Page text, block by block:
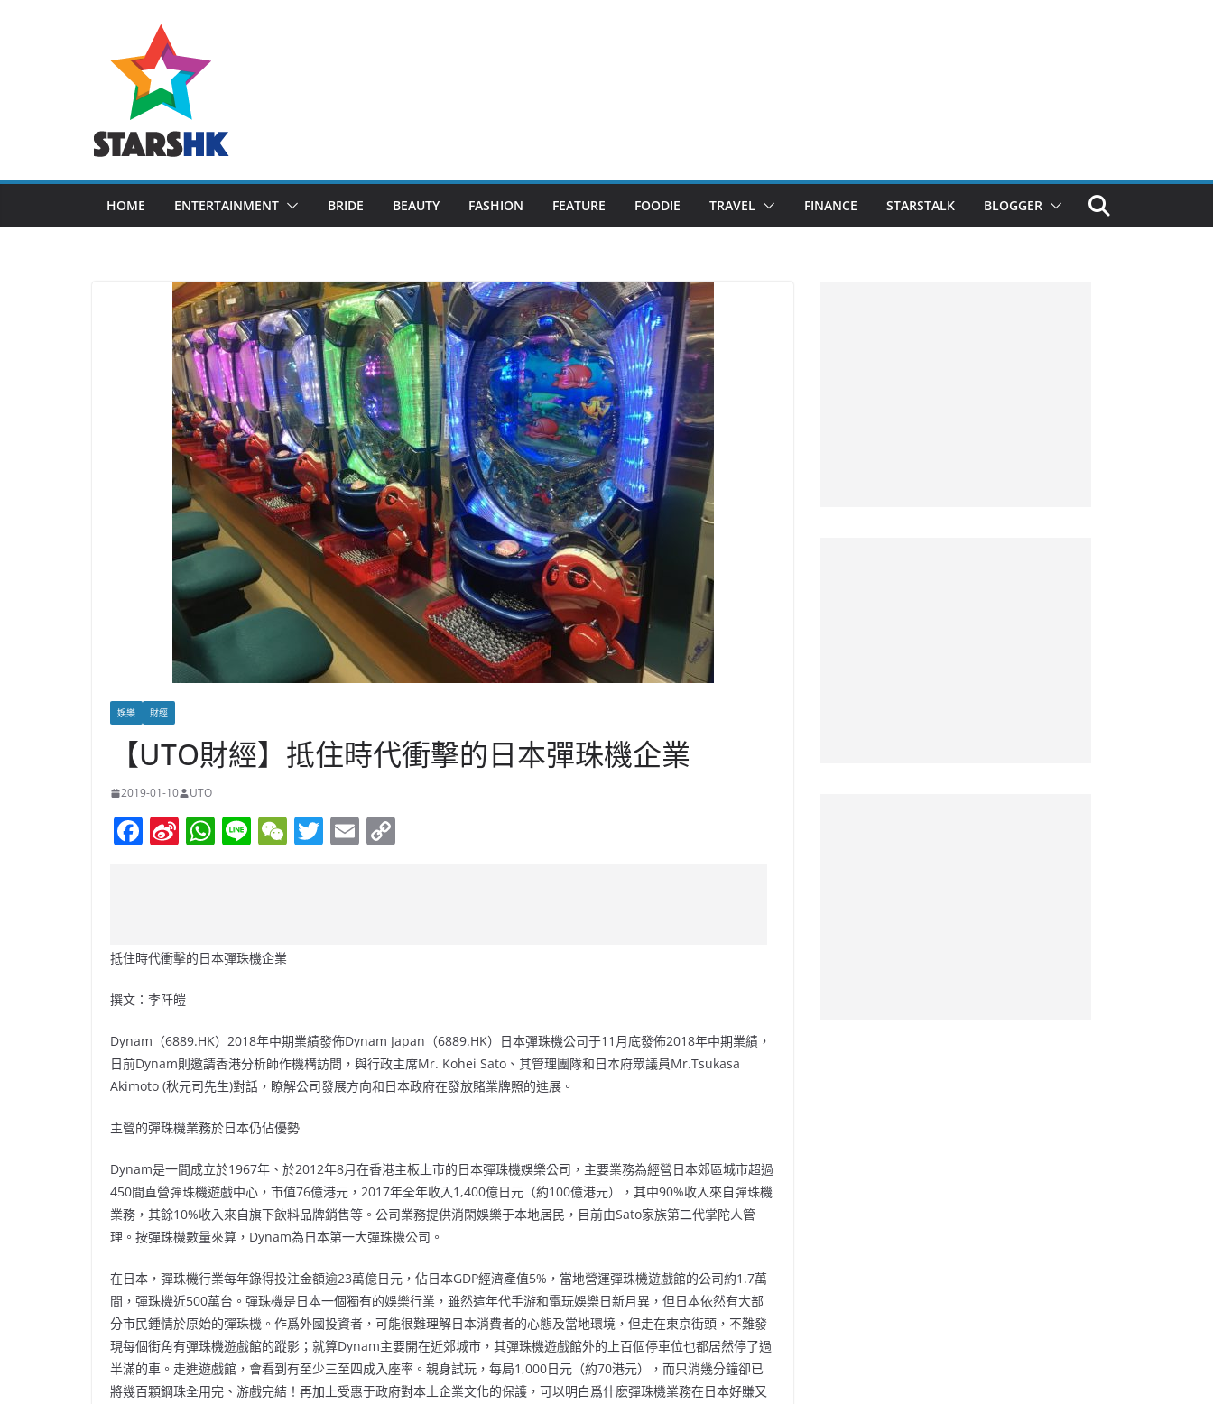
HOME ENTERTAINMENT BRIDE BEAUTY FASHION FEATURE FOODIE TRAVEL FINANCE STARSTALK BLOGGER
娛樂 財經
【UTO財經】抵住時代衝擊的日本彈珠機企業
2019-01-10 UTO
F
b
o
o
k
Si
ei
b
o
W
A
p
Li W T E
抵住時代衝擊的日本彈珠機企業
撰文：李阡皚
Dynam（6889.HK）2018年中期業績發佈Dynam Japan（6889.HK）日本彈珠機公司于11月底發佈2018年中期業績，
日前Dynam則邀請香港分析師作機構訪問，與行政主席Mr. Kohei Sato、其管理團隊和日本府眾議員Mr.Tsukasa
Akimoto (秋元司先生)對話，瞭解公司發展方向和日本政府在發放賭業牌照的進展。
主營的彈珠機業務於日本仍佔優勢
Dynam是一間成立於1967年、於2012年8月在香港主板上市的日本彈珠機娛樂公司，主要業務為經營日本郊區城市超過
450間直營彈珠機遊戲中心，市值76億港元，2017年全年收入1,400億日元（約100億港元），其中90%收入來自彈珠機
業務，其餘10%收入來自旗下飲料品牌銷售等。公司業務提供消閑娛樂于本地居民，目前由Sato家族第二代掌陀人管
理。按彈珠機數量來算，Dynam為日本第一大彈珠機公司。
在日本，彈珠機行業每年錄得投注金額逾23萬億日元，佔日本GDP經濟產值5%，當地營運彈珠機遊戲館的公司約1.7萬
間，彈珠機近500萬台。彈珠機是日本一個獨有的娛樂行業，雖然這年代手游和電玩娛樂日新月異，但日本依然有大部
分市民鍾情於原始的彈珠機。作爲外國投資者，可能很難理解日本消費者的心態及當地環境，但走在東京街頭，不難發
現每個街角有彈珠機遊戲館的蹤影；就算Dynam主要開在近郊城市，其彈珠機遊戲館外的上百個停車位也都居然停了過
半滿的車。走進遊戲館，會看到有至少三至四成入座率。親身試玩，每局1,000日元（約70港元），而只消幾分鐘卻已
將幾百顆鋼珠全用完、游戲完結！再加上受惠于政府對本土企業文化的保護，可以明白爲什麽彈珠機業務在日本好賺又